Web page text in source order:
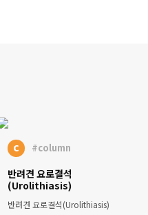
c #column
반려견 요로결석
(Urolithiasis)
반려견 요로결석(Urolithiasis)